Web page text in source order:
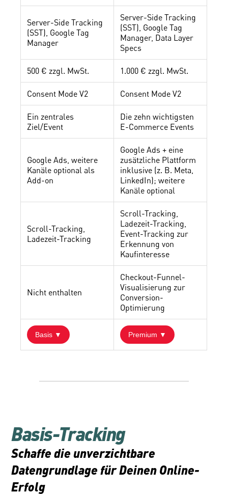
Server-Side Tracking
(SST), Google Tag
Manager
Server-Side Tracking
(SST), Google Tag
Manager, Data Layer
Specs
500 € zzgl. MwSt. 1.000 € zzgl. MwSt.
Consent Mode V2 Consent Mode V2
Ein zentrales
Ziel/Event
Die zehn wichtigsten
E-Commerce Events
Google Ads, weitere
Kanäle optional als
Add-on
Google Ads + eine
zusätzliche Plattform
inklusive (z. B. Meta,
LinkedIn); weitere
Kanäle optional
Scroll-Tracking,
Ladezeit-Tracking
Scroll-Tracking,
Ladezeit-Tracking,
Event-Tracking zur
Erkennung von
Kaufinteresse
Nicht enthalten
Checkout-Funnel-
Visualisierung zur
Conversion-
Optimierung
Basis ▼ Premium ▼
Basis-Tracking
Schaffe die unverzichtbare
Datengrundlage für Deinen Online-
Erfolg